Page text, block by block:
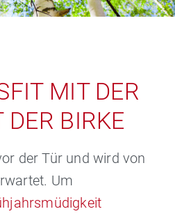
MIT DER
DER BIRKE
der Tür und wird von
Um